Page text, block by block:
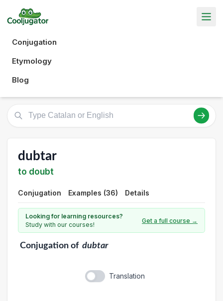
Conjugation
Etymology
Blog
dubtar
to doubt
Conjugation Examples (36) Details
Looking for learning resources?
Study with our courses!
Get a full course →
Conjugationof dubtar
Translation